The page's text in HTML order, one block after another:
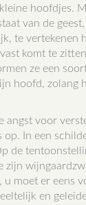
hoofdjes.
van de
te vertekenen
komt te
ze een
hoofd, zolang
angst voor
In een
de
zijn
moet er eens
en